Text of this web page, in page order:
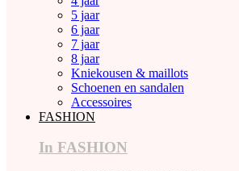
5 jaar
6 jaar
7 jaar
8 jaar
Kniekousen & maillots
Schoenen en sandalen
Accessoires
FASHION
In FASHION